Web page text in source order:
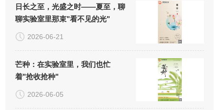
日长之至，光盛之时——夏至，聊
聊实验室里那束"看不见的光"
2026-06-21
芒种：在实验室里，我们也忙
着"抢收抢种"
2026-06-05